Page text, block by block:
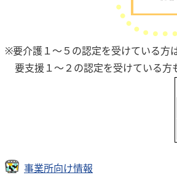
※要介護１〜５の認定を受けている方
要支援１〜２の認定を受けている方
事業所向け情報